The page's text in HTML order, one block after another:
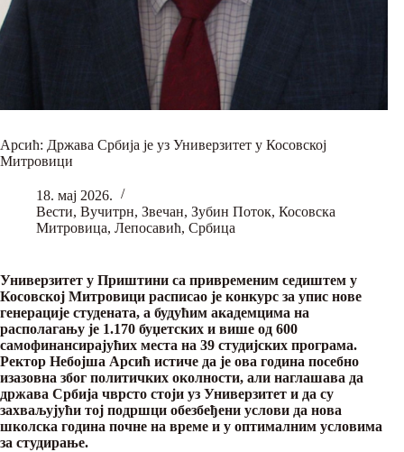
Арсић: Држава Србија је уз Универзитет у Косовској
Митровици
18. мај 2026.
Вести, Вучитрн, Звечан, Зубин Поток, Косовска
Митровица, Лепосавић, Србица
Универзитет у Приштини са привременим седиштем у
Косовској Митровици расписао је конкурс за упис нове
генерације студената, а будућим академцима на
располагању је 1.170 буџетских и више од 600
самофинансирајућих места на 39 студијских програма.
Ректор Небојша Арсић истиче да је ова година посебно
изазовна због политичких околности, али наглашава да
држава Србија чврсто стоји уз Универзитет и да су
захваљујући тој подршци обезбеђени услови да нова
школска година почне на време и у оптималним условима
за студирање.